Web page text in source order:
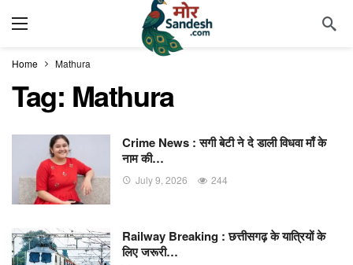
Home Mathura
Tag: Mathura
Crime News : सगी बेटी ने दे डाली विधवा माँ के
नाम की…
July 9, 2026 244
Railway Breaking : छत्तीसगढ़ के यात्रियों के
लिए जरूरी…